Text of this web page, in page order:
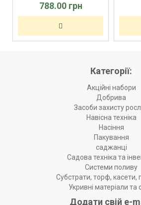
788.00 грн
Категорії:
Акційні набори
Добрива
Засоби захисту
Навісна техніка
Насіння
Пакування
саджанці
Садова техніка та
Системи поливу
Субстрати, торф, касети,
Укривні матеріали та
Додати свій e-